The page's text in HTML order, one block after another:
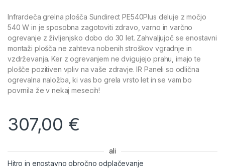
Infrardeča grelna plošča Sundirect PE540Plus deluje z močjo
540 W in je sposobna zagotoviti zdravo, varno in varčno
ogrevanje z življenjsko dobo do 30 let. Zahvaljujoč se enostavni
montaži plošča ne zahteva nobenih stroškov vgradnje in
vzdrževanja. Ker z ogrevanjem ne dvigujejo prahu, imajo te
plošče pozitiven vpliv na vaše zdravje. IR Paneli so odlična
ogrevalna naložba, ki vas bo grela vrsto let in se vam bo
povrnila že v nekaj mesecih!
307,00 €
ali
Hitro in enostavno obročno odplačevanje